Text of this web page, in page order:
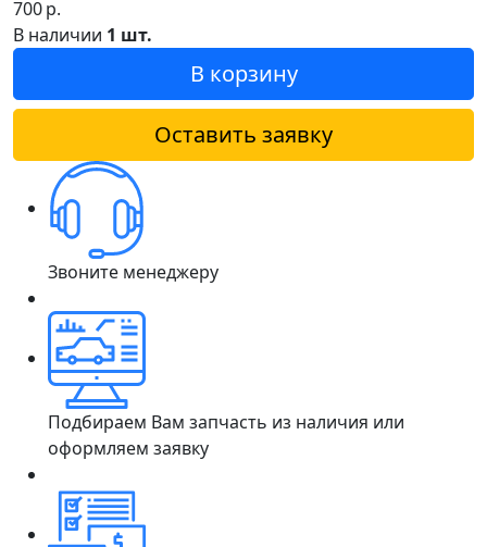
700р.
В наличии 1 шт.
В корзину
Оставить заявку
Звоните менеджеру
Подбираем Вам запчасть из наличия или
оформляем заявку